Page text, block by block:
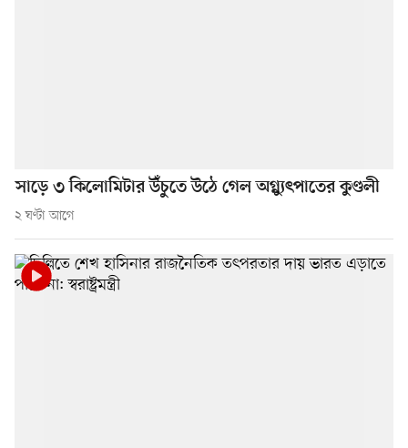
সাড়ে ৩ কিলোমিটার উঁচুতে উঠে গেল অগ্ন্যুৎপাতের কুণ্ডলী
২ ঘণ্টা আগে